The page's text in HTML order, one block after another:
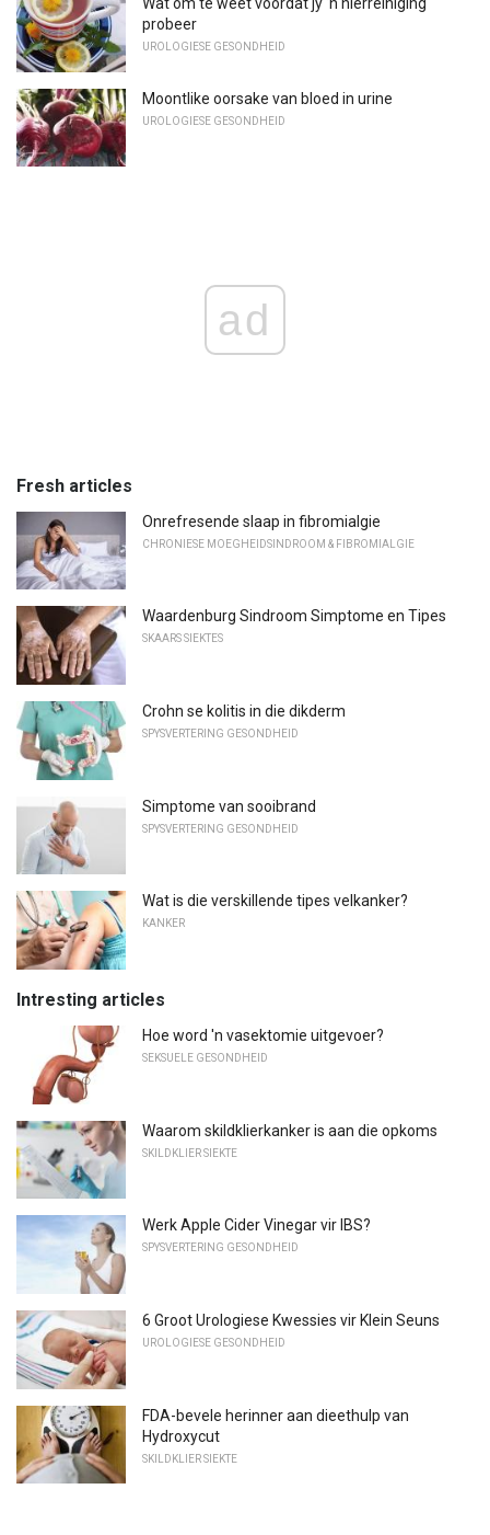
probeer
UROLOGIESE GESONDHEID
Moontlike oorsake van bloed in urine
UROLOGIESE GESONDHEID
ad
Fresh articles
Onrefresende slaap in fibromialgie
CHRONIESE MOEGHEIDSINDROOM & FIBROMIALGIE
Waardenburg Sindroom Simptome en Tipes
SKAARS SIEKTES
Crohn se kolitis in die dikderm
SPYSVERTERING GESONDHEID
Simptome van sooibrand
SPYSVERTERING GESONDHEID
Wat is die verskillende tipes velkanker?
KANKER
Intresting articles
Hoe word 'n vasektomie uitgevoer?
SEKSUELE GESONDHEID
Waarom skildklierkanker is aan die opkoms
SKILDKLIER SIEKTE
Werk Apple Cider Vinegar vir IBS?
SPYSVERTERING GESONDHEID
6 Groot Urologiese Kwessies vir Klein Seuns
UROLOGIESE GESONDHEID
FDA-bevele herinner aan dieethulp van
Hydroxycut
SKILDKLIER SIEKTE